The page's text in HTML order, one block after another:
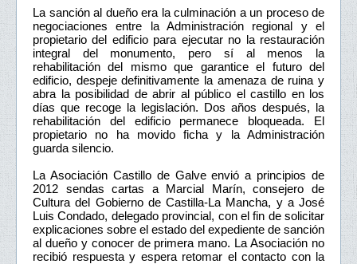
La sanción al dueño era la culminación a un proceso de
negociaciones entre la Administración regional y el
propietario del edificio para ejecutar no la restauración
integral del monumento, pero sí al menos la
rehabilitación del mismo que garantice el futuro del
edificio, despeje definitivamente la amenaza de ruina y
abra la posibilidad de abrir al público el castillo en los
días que recoge la legislación. Dos años después, la
rehabilitación del edificio permanece bloqueada. El
propietario no ha movido ficha y la Administración
guarda silencio.
La Asociación Castillo de Galve envió a principios de
2012 sendas cartas a Marcial Marín, consejero de
Cultura del Gobierno de Castilla-La Mancha, y a José
Luis Condado, delegado provincial, con el fin de solicitar
explicaciones sobre el estado del expediente de sanción
al dueño y conocer de primera mano. La Asociación no
recibió respuesta y espera retomar el contacto con la